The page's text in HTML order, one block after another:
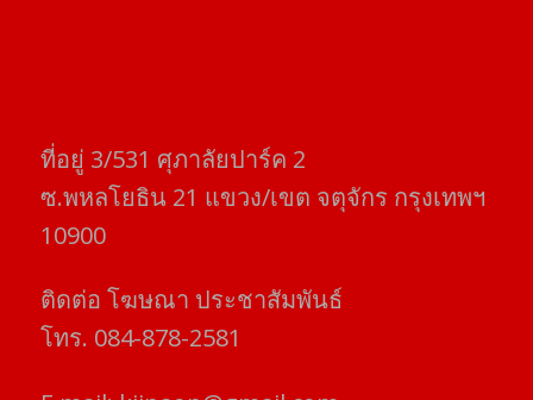
ที่อยู่​ 3/531​ ศุภาลัยปาร์ค​ 2
ซ.พหลโยธิน​ 21​ แขวง/เขต​ จตุจักร​ กรุงเทพฯ
10900
ติดต่อ​ โฆษณา​ ประชาสัมพันธ์
โทร​. 084-878-2581